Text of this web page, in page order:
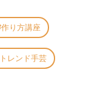
作り方講座
レンド手芸